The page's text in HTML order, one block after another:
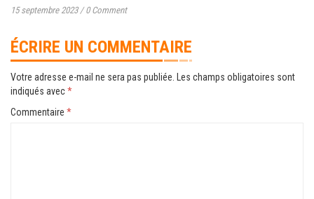
15 septembre 2023 / 0 Comment
ÉCRIRE UN COMMENTAIRE
Votre adresse e-mail ne sera pas publiée.
Les champs obligatoires sont
indiqués avec*
Commentaire *